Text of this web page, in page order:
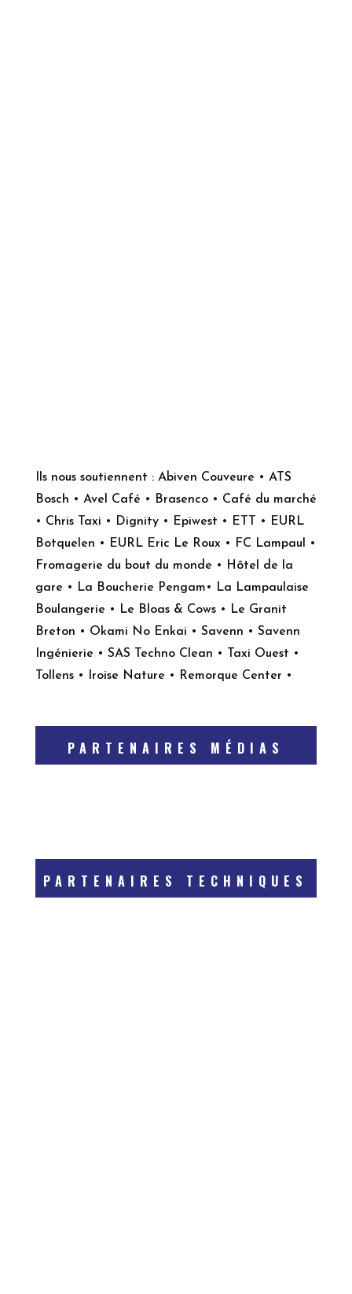
Ils nous soutiennent : Abiven Couveure • ATS
Bosch • Avel Café • Brasenco • Café du marché
• Chris Taxi • Dignity • Epiwest • ETT • EURL
Botquelen • EURL Eric Le Roux • FC Lampaul •
Fromagerie du bout du monde • Hôtel de la
gare • La Boucherie Pengam• La Lampaulaise
Boulangerie • Le Bloas & Cows • Le Granit
Breton • Okami No Enkai • Savenn • Savenn
Ingénierie • SAS Techno Clean • Taxi Ouest •
Tollens • Iroise Nature • Remorque Center •
PARTENAIRES MÉDIAS
PARTENAIRES TECHNIQUES